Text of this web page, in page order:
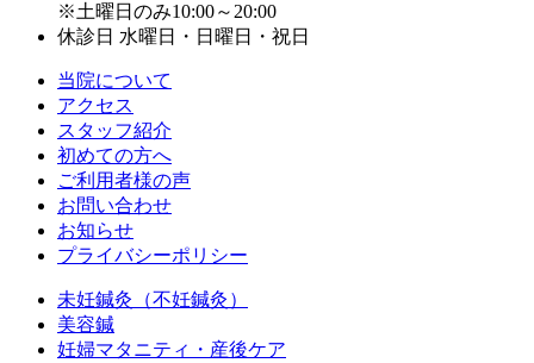
※土曜日のみ10:00～20:00
休診日 水曜日・日曜日・祝日
当院について
アクセス
スタッフ紹介
初めての方へ
ご利用者様の声
お問い合わせ
お知らせ
プライバシーポリシー
未妊鍼灸（不妊鍼灸）
美容鍼
妊婦マタニティ・産後ケア